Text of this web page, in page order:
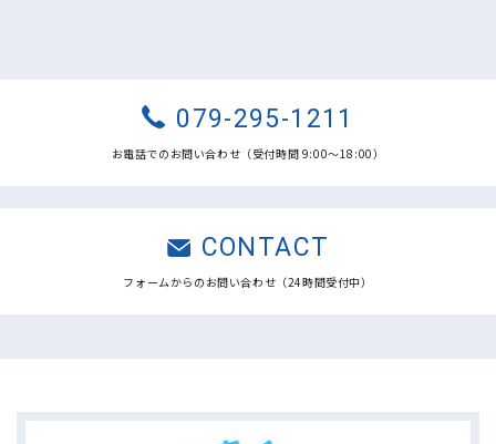
079-295-1211
お電話でのお問い合わせ（受付時間 9:00〜18:00）
CONTACT
フォームからのお問い合わせ（24時間受付中）